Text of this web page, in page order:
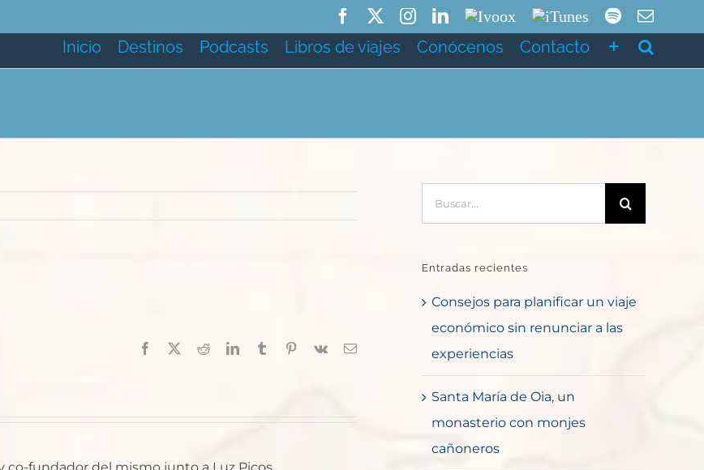
FacebookInstagram
LinkedIn
Ivoox ITunes SpotifyCorreo
Inicio Destinos Podcasts Libros de viajes Conócenos Contacto
Facebook RedditLinkedInTumblr Pinterest
Vk
Correo
Entradas recientes
Consejos para planificar un viaje
económico sin renunciar a las
experiencias
Santa María de Oia, un
monasterio con monjes
cañoneros